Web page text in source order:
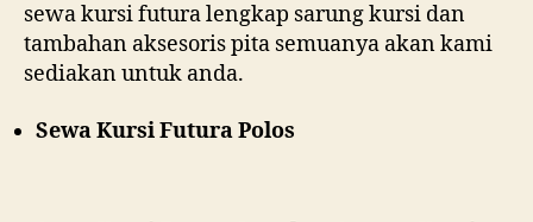
sewa kursi futura lengkap sarung kursi dan
tambahan aksesoris pita semuanya akan kami
sediakan untuk anda.
Sewa Kursi Futura Polos